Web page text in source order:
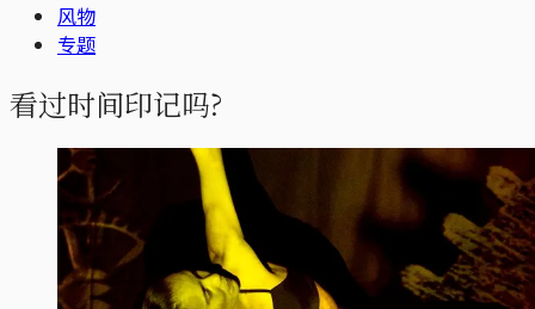
风物
专题
看过时间印记吗?